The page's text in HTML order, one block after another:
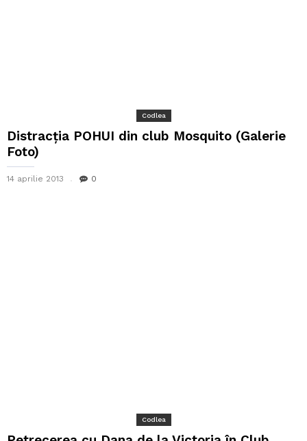
Codlea
Distracţia POHUI din club Mosquito (Galerie
Foto)
14 aprilie 2013 0
Codlea